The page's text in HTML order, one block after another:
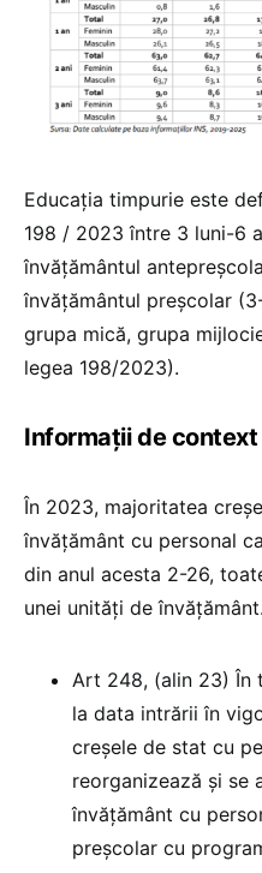
Educația timpurie este
198 / 2023 între 3 luni-6
învățământul
învățământul preșcolar
grupa mică, grupa
legea 198/2023).
Informații de context
În 2023, majoritatea
învățământ cu personal
din anul acesta 2-26,
unei unități de învățământ.
Art 248, (alin 23) În
la data intrării în
creșele de stat cu
reorganizează și se
învățământ cu
preșcolar cu